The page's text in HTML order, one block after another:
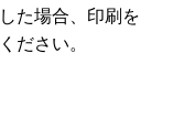
た場合、印刷を
ださい。